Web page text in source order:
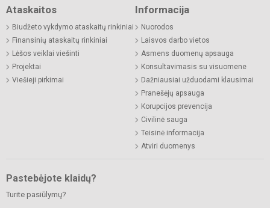
Ataskaitos
Biudžeto vykdymo ataskaitų rinkiniai
Finansinių ataskaitų rinkiniai
Lėšos veiklai viešinti
Projektai
Viešieji pirkimai
Informacija
Nuorodos
Laisvos darbo vietos
Asmens duomenų apsauga
Konsultavimasis su visuomene
Dažniausiai užduodami klausimai
Pranešėjų apsauga
Korupcijos prevencija
Civilinė sauga
Teisinė informacija
Atviri duomenys
Pastebėjote klaidų?
Turite pasiūlymų?